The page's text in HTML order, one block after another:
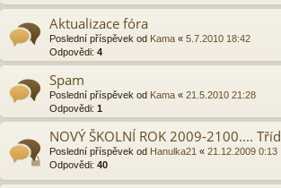
Aktualizace fóra
Poslední příspěvek od Kama « 5.7.2010 18:42
Odpovědi: 4
Spam
Poslední příspěvek od Kama « 21.5.2010 21:28
Odpovědi: 1
NOVÝ ŠKOLNÍ ROK 2009-2100....
Poslední příspěvek od Hanulka21 « 21.12.2009 0:13
Odpovědi: 40